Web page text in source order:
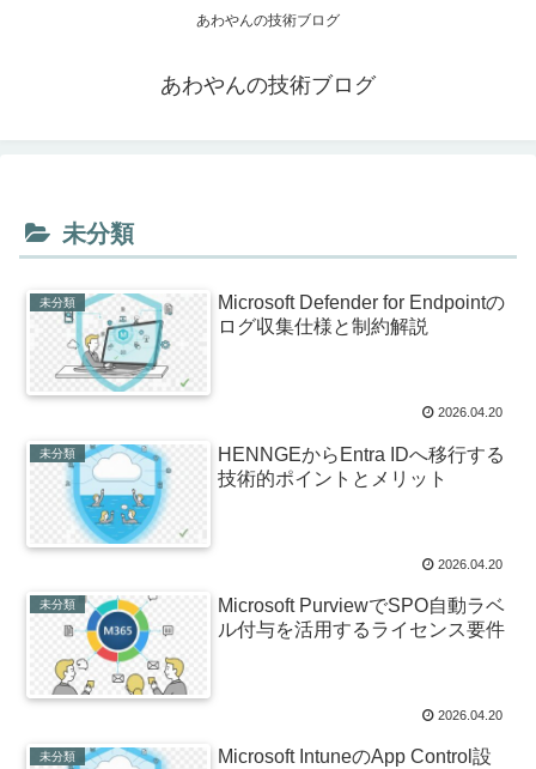
あわやんの技術ブログ
あわやんの技術ブログ
未分類
未分類
Microsoft Defender for Endpointの
ログ収集仕様と制約解説
2026.04.20
未分類
HENNGEからEntra IDへ移行する
技術的ポイントとメリット
2026.04.20
未分類
Microsoft PurviewでSPO自動ラベ
ル付与を活用するライセンス要件
2026.04.20
未分類
Microsoft IntuneのApp Control設